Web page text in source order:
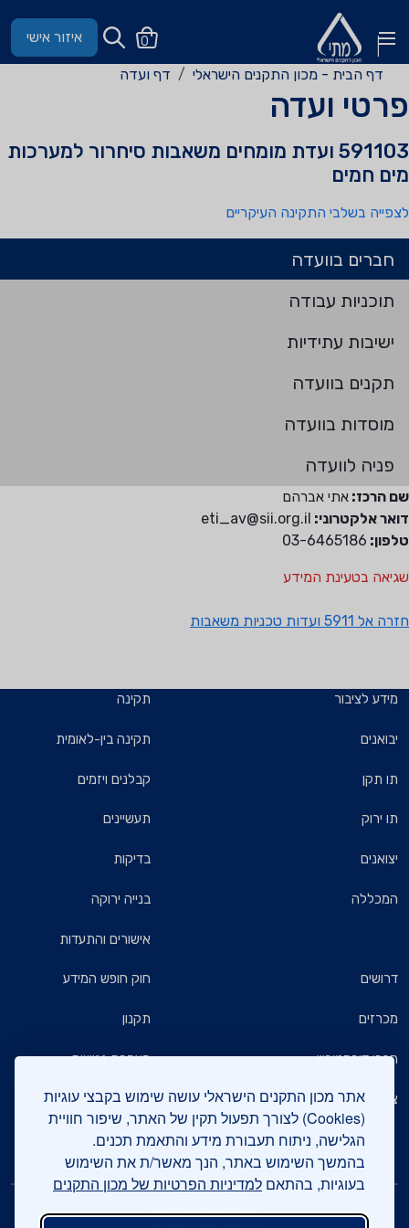
אתר מכון התקנים הישראלי עושה שימוש בקבצי עוגיות
(Cookies) לצורך תפעול תקין של האתר, שיפור חוויית
הגלישה, ניתוח תעבורת מידע והתאמת תכנים.
בהמשך השימוש באתר, הנך מאשר/ת את השימוש
בעוגיות, בהתאם למדיניות הפרטיות של מכון התקנים
0 איזור אישי
דף הבית - מכון התקנים הישראלי דף ועדה
פרטי ועדה
591103 ועדת מומחים משאבות סיחרור למערכות
מים חמים
לצפייה בשלבי התקינה העיקריים
חברים בוועדה
תוכניות עבודה
ישיבות עתידיות
תקנים בוועדה
מוסדות בוועדה
פניה לוועדה
שם הרכז: אתי אברהם
דואר אלקטרוני: eti_av@sii.org.il
טלפון: 03-6465186
שגיאה בטעינת המידע
חזרה אל 5911 ועדות טכניות משאבות
מידע לציבור
יבואנים
תו תקן
תו ירוק
יצואנים
המכללה
תקינה
תקינה בין-לאומית
קבלנים ויזמים
תעשיינים
בדיקות
בנייה ירוקה
אישורים והתעדות
דרושים
מכרזים
חברי דירקטוריון
צרו קשר
חוק חופש המידע
תקנון
הצהרת נגישות
מדיניות הגנת הפרטיות
שאלות ותשובות כלליות
עיקבו אחרינו